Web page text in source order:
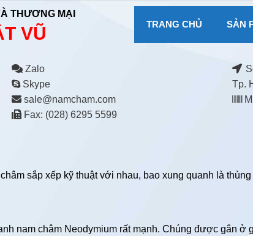
THƯƠNG MẠI
VŨ TRANG CHỦ SẢN
Zalo
Skype
sale@namcham.com
Fax: (028) 6295 5599
Tp.
sắp xếp kỹ thuật với nhau, bao xung quanh là
nam châm Neodymium rất mạnh. Chúng được gắn ở